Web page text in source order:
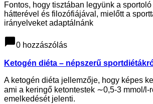
Fontos, hogy tisztában legyünk a
hátterével és filozófiájával, mielőtt a
irányelveket adaptálnánk
chat_bubble0 hozzászólás
Ketogén diéta – népszerű
A ketogén diéta jellemzője, hogy képes
ami a keringő ketontestek ∼0,5-3 mmol/l-
emelkedését jelenti.